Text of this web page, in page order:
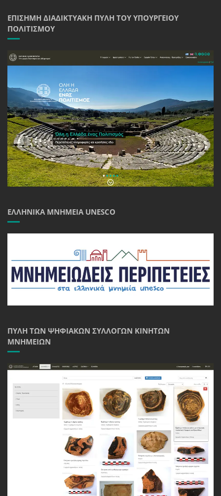
ΕΠΊΣΗΜΗ ΔΙΑΔΙΚΤΥΑΚΉ ΠΎΛΗ ΤΟΥ ΥΠΟΥΡΓΕΊΟΥ
ΠΟΛΙΤΙΣΜΟΎ
ΕΛΛΗΝΙΚΆ ΜΝΗΜΕΊΑ UNESCO
ΠΎΛΗ ΤΩΝ ΨΗΦΙΑΚΏΝ ΣΥΛΛΟΓΏΝ ΚΙΝΗΤΏΝ
ΜΝΗΜΕΊΩΝ